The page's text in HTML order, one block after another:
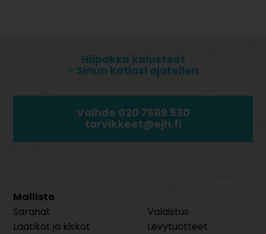
Hiipakka kalusteet
- Sinun kotiasi ajatellen
Vaihde 020 7689 530
tarvikkeet@ejh.fi
Mallisto
Saranat
Laatikot ja kiskot
Valaistus
Levytuotteet